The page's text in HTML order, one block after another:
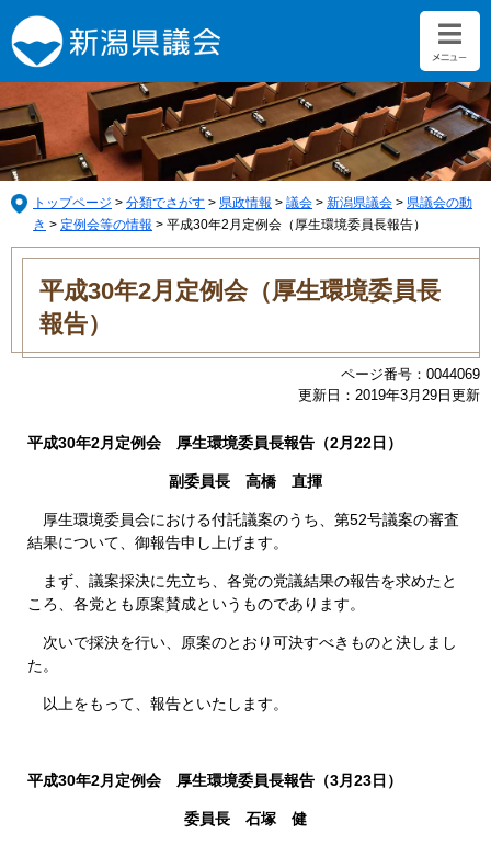
ー
ジ
の
先
頭
で
す。
ニ
ュ
ー
を
飛
ば
し
て
トップページ > 分類でさがす > 県政情報 > 議会 > 新潟県議会 > 県議会の動
き > 定例会等の情報 > 平成30年2月定例会（厚生環境委員長報告）
本
平成30年2月定例会（厚生環境委員長
報告）
ページ番号：0044069
更新日：2019年3月29日更新
平成30年2月定例会 厚生環境委員長報告（2月22日）
副委員長 高橋 直揮
厚生環境委員会における付託議案のうち、第52号議案の審査
結果について、御報告申し上げます。
まず、議案採決に先立ち、各党の党議結果の報告を求めたと
ころ、各党とも原案賛成というものであります。
次いで採決を行い、原案のとおり可決すべきものと決しまし
た。
以上をもって、報告といたします。
平成30年2月定例会 厚生環境委員長報告（3月23日）
委員長 石塚 健